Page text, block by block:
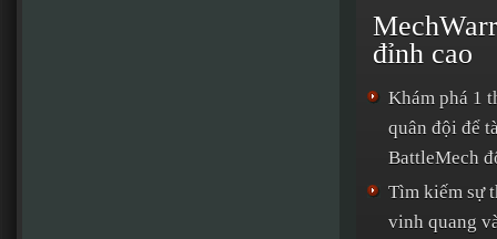
đỉnh cao
Khám phá 1
quân đội để
BattleMech
Tìm kiếm sự
vinh quang